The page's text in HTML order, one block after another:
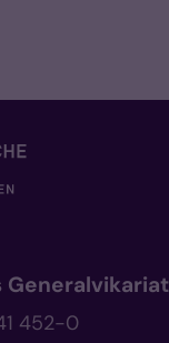
452-0